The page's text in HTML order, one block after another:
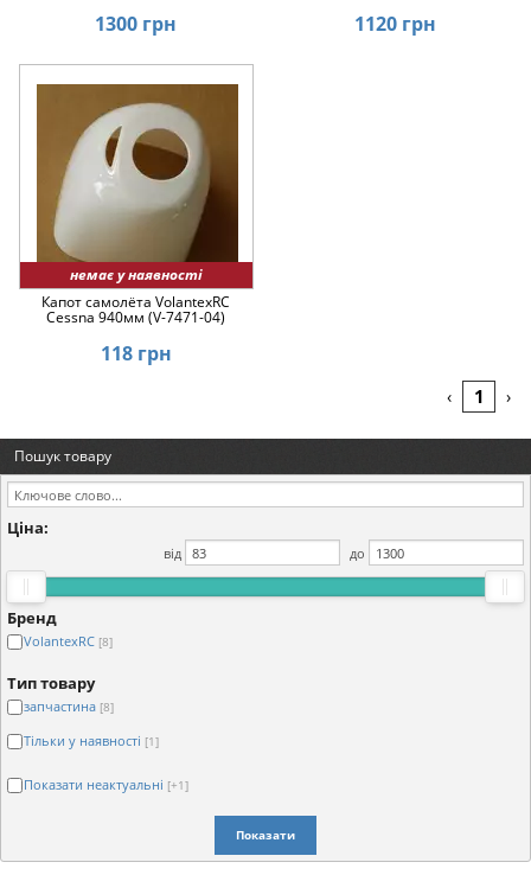
1300 грн 1120 грн
немає у наявності
Капот самолёта VolantexRC
Cessna 940мм (V-7471-04)
118 грн
‹ 1 ›
Пошук товару
Ціна:
від до
Бренд
VolantexRC [8]
Тип товару
запчастина [8]
Тільки у наявності [1]
Показати неактуальні [+1]
Показати